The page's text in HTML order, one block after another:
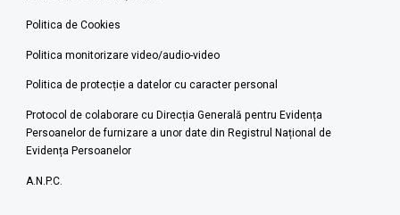
Politica de Cookies
Politica monitorizare video/audio-video
Politica de protecție a datelor cu caracter personal
Protocol de colaborare cu Direcția Generală pentru Evidența
Persoanelor de furnizare a unor date din Registrul Național de
Evidența Persoanelor
A.N.P.C.